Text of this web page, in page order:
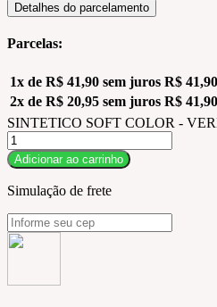
Detalhes do parcelamento
Parcelas:
1x de R$ 41,90 sem juros R$ 41,90
2x de R$ 20,95 sem juros R$ 41,90
SINTETICO SOFT COLOR -
Adicionar ao carrinho
Simulação de frete